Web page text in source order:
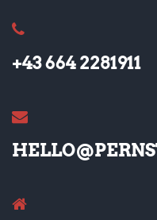
+43 664 2281911